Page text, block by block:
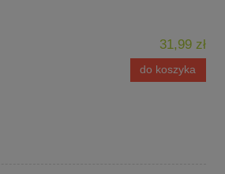
31,99 zł
do koszyka